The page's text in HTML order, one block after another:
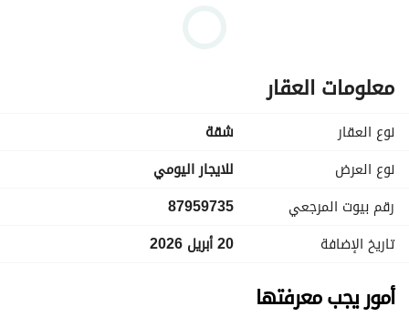
معلومات العقار
نوع العقار
شقة
نوع العرض
للايجار اليومي
رقم بيوت المرجعي
87959735
تاريخ الإضافة
20 أبريل 2026
أمور يجب معرفتها